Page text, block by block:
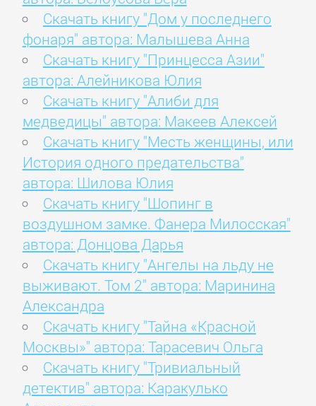
Скачать книгу "Дом у последнего
фонаря" автора: Малышева Анна
Скачать книгу "Принцесса Азии"
автора: Алейникова Юлия
Скачать книгу "Алиби для
медведицы" автора: Макеев Алексей
Скачать книгу "Месть женщины, или
История одного предательства"
автора: Шилова Юлия
Скачать книгу "Шопинг в
воздушном замке. Фанера Милосская"
автора: Донцова Дарья
Скачать книгу "Ангелы на льду не
выживают. Том 2" автора: Маринина
Александра
Скачать книгу "Тайна «Красной
Москвы»" автора: Тарасевич Ольга
Скачать книгу "Тривиальный
детектив" автора: Каракулько